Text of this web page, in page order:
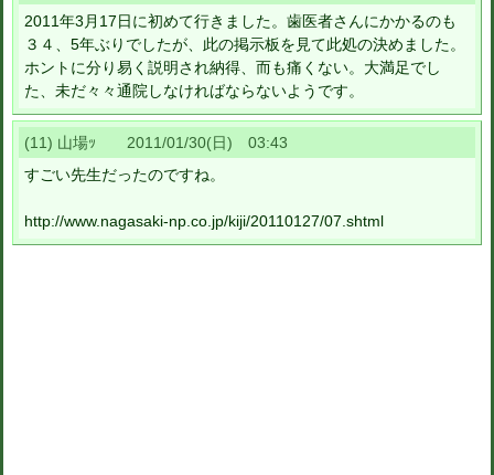
2011年3月17日に初めて行きました。歯医者さんにかかるのも
３４、5年ぶりでしたが、此の掲示板を見て此処の決めました。
ホントに分り易く説明され納得、而も痛くない。大満足でし
た、未だ々々通院しなければならないようです。
(11) 山場ｯ 2011/01/30(日) 03:43
すごい先生だったのですね。
http://www.nagasaki-np.co.jp/kiji/20110127/07.shtml